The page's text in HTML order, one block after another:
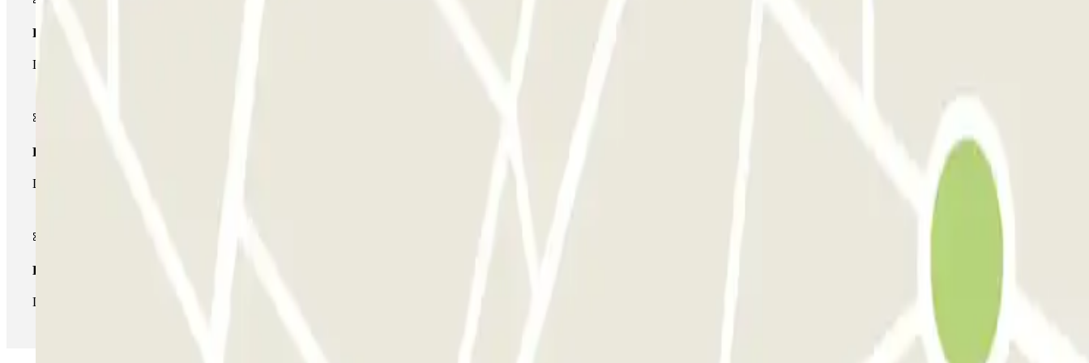
Pase básico
Durante tu estancia podrás entrar y salir una única vez al parking
Pase multiparking
Durante tu estancia podrás hacer uso de toda la red de parkings de este operador disponibles en Parclick.
Pase ilimitado
Durante tu estancia podrás entrar y salir del parking todas las veces que quieras.